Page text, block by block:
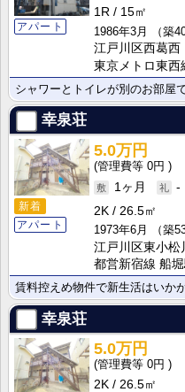
アパート
1R
15㎡
1986年3月
（築
江戸川区西葛西
東京メトロ東西
シャワーとトイレが別のお部
幸泉荘
新着
アパート
5.0万円
0円
1ヶ月
-
2K
26.5㎡
1973年6月
（築
江戸川区東小松
都営新宿線 船
賃料控えめ物件で新生活はいか
幸泉荘
5.0万円
0円
2K
26.5㎡